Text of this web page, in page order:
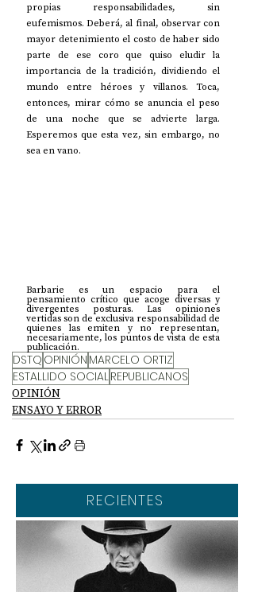
propias responsabilidades, sin
eufemismos. Deberá, al final, observar con
mayor detenimiento el costo de haber sido
parte de ese coro que quiso eludir la
importancia de la tradición, dividiendo el
mundo entre héroes y villanos. Toca,
entonces, mirar cómo se anuncia el peso
de una noche que se advierte larga.
Esperemos que esta vez, sin embargo, no
sea en vano.
Barbarie es un espacio para el
pensamiento crítico que acoge diversas y
divergentes posturas. Las opiniones
vertidas son de exclusiva responsabilidad de
quienes las emiten y no representan,
necesariamente, los puntos de vista de esta
publicación.
DSTQ OPINIÓN MARCELO ORTIZ
ESTALLIDO SOCIALREPUBLICANOS
OPINIÓN
ENSAYO Y ERROR
RECIENTES